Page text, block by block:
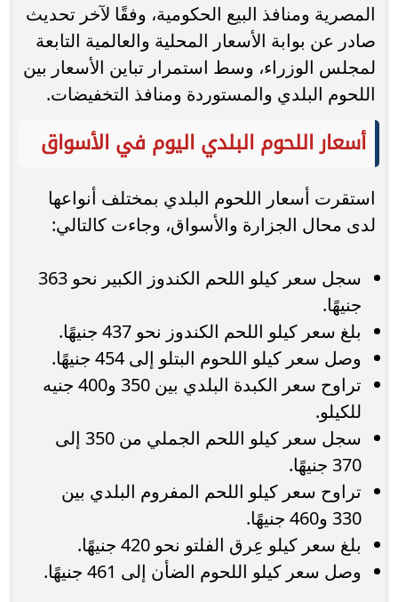
المصرية ومنافذ البيع الحكومية، وفقًا لآخر تحديث
صادر عن بوابة الأسعار المحلية والعالمية التابعة
لمجلس الوزراء، وسط استمرار تباين الأسعار بين
اللحوم البلدي والمستوردة ومنافذ التخفيضات.
أسعار اللحوم البلدي اليوم في الأسواق
استقرت أسعار اللحوم البلدي بمختلف أنواعها
لدى محال الجزارة والأسواق، وجاءت كالتالي:
سجل سعر كيلو اللحم الكندوز الكبير نحو 363
جنيهًا.
بلغ سعر كيلو اللحم الكندوز نحو 437 جنيهًا.
وصل سعر كيلو اللحوم البتلو إلى 454 جنيهًا.
تراوح سعر الكبدة البلدي بين 350 و400 جنيه
للكيلو.
سجل سعر كيلو اللحم الجملي من 350 إلى
370 جنيهًا.
تراوح سعر كيلو اللحم المفروم البلدي بين
330 و460 جنيهًا.
بلغ سعر كيلو عِرق الفلتو نحو 420 جنيهًا.
وصل سعر كيلو اللحوم الضأن إلى 461 جنيهًا.